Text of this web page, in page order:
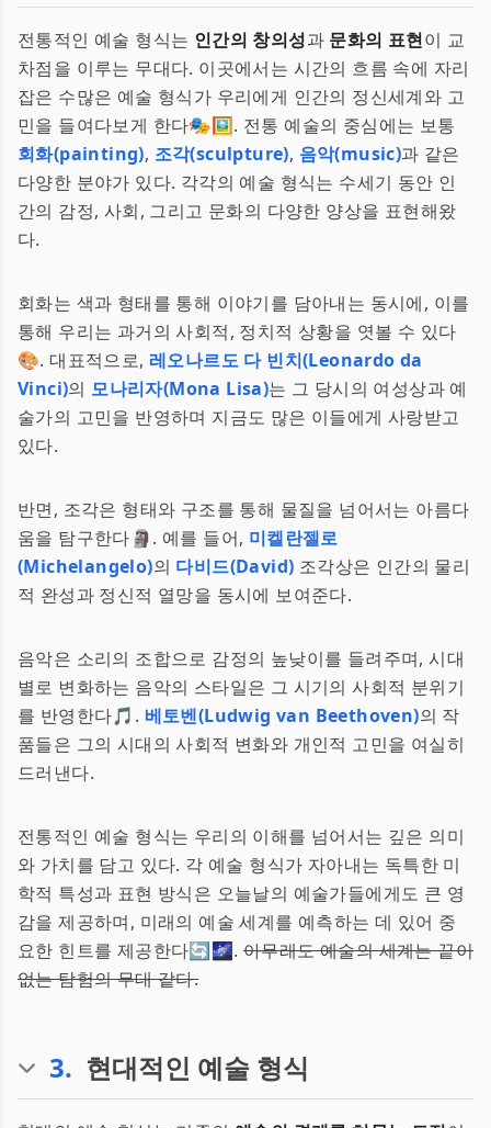
전통적인 예술 형식는 인간의 창의성과 문화의 표현이 교
차점을 이루는 무대다. 이곳에서는 시간의 흐름 속에 자리
잡은 수많은 예술 형식가 우리에게 인간의 정신세계와 고
민을 들여다보게 한다🎭🖼️. 전통 예술의 중심에는 보통
회화(painting), 조각(sculpture), 음악(music)과 같은
다양한 분야가 있다. 각각의 예술 형식는 수세기 동안 인
간의 감정, 사회, 그리고 문화의 다양한 양상을 표현해왔
다.
회화는 색과 형태를 통해 이야기를 담아내는 동시에, 이를
통해 우리는 과거의 사회적, 정치적 상황을 엿볼 수 있다
🎨. 대표적으로, 레오나르도 다 빈치(Leonardo da
Vinci)의 모나리자(Mona Lisa)는 그 당시의 여성상과 예
술가의 고민을 반영하며 지금도 많은 이들에게 사랑받고
있다.
반면, 조각은 형태와 구조를 통해 물질을 넘어서는 아름다
움을 탐구한다🗿. 예를 들어, 미켈란젤로
(Michelangelo)의 다비드(David) 조각상은 인간의 물리
적 완성과 정신적 열망을 동시에 보여준다.
음악은 소리의 조합으로 감정의 높낮이를 들려주며, 시대
별로 변화하는 음악의 스타일은 그 시기의 사회적 분위기
를 반영한다🎵. 베토벤(Ludwig van Beethoven)의 작
품들은 그의 시대의 사회적 변화와 개인적 고민을 여실히
드러낸다.
전통적인 예술 형식는 우리의 이해를 넘어서는 깊은 의미
와 가치를 담고 있다. 각 예술 형식가 자아내는 독특한 미
학적 특성과 표현 방식은 오늘날의 예술가들에게도 큰 영
감을 제공하며, 미래의 예술 세계를 예측하는 데 있어 중
요한 힌트를 제공한다🔄🌌. 아무래도 예술의 세계는 끝이
없는 탐험의 무대 같다.
3. 현대적인 예술 형식